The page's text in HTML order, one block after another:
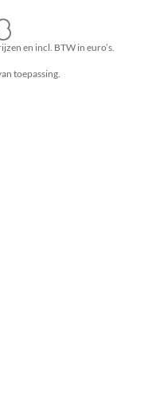
en incl. BTW in euro’s.
toepassing.